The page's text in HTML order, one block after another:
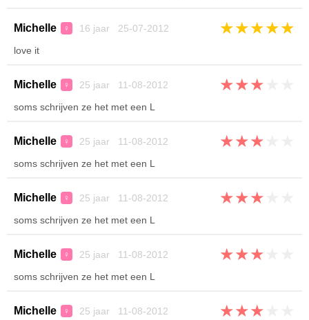
Michelle ♀ 16 jaar 25-07-2012 ★★★★★
love it
Michelle ♀ 25 jaar 11-08-2012 ★★★
soms schrijven ze het met een L
Michelle ♀ 25 jaar 11-08-2012 ★★★
soms schrijven ze het met een L
Michelle ♀ 25 jaar 11-08-2012 ★★★
soms schrijven ze het met een L
Michelle ♀ 25 jaar 11-08-2012 ★★★
soms schrijven ze het met een L
Michelle ♀ 25 jaar 11-08-2012 ★★★